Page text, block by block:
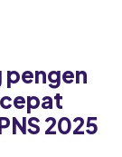
pengen
2025